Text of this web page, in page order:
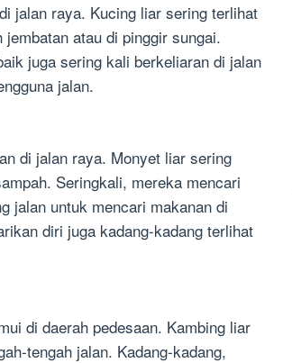
jalan raya. Kucing liar sering terlihat
atau di pinggir sungai.
juga sering kali berkeliaran di jalan
jalan.
di jalan raya. Monyet liar sering
Seringkali, mereka mencari
jalan untuk mencari makanan di
diri juga kadang-kadang terlihat
di daerah pedesaan. Kambing liar
tengah jalan. Kadang-kadang,